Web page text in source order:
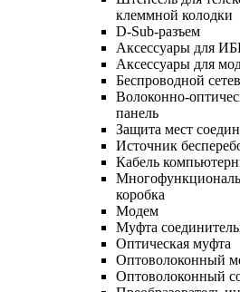
клеммной колодки
D-Sub-разъем
Аксессуары для
Аксессуары для
Беспроводной
Волоконно-
панель
Защита мест
Источник
Кабель
коробка
Модем
Муфта
Оптическая муфта
Оптоволоконный
Оптоволоконный